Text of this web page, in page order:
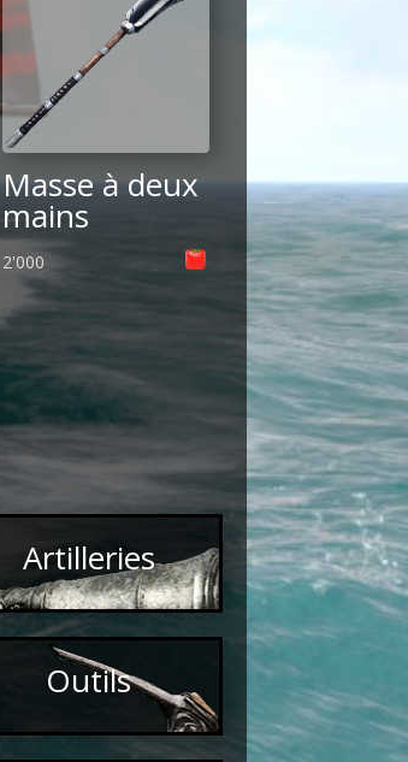
Masse à deux
mains
2'000
Artilleries
Outils